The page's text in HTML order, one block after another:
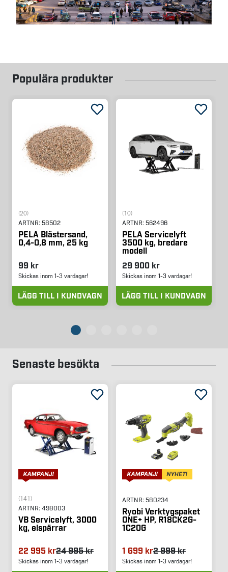
Populära produkter
(20)
ARTNR: 58502
PELA Blästersand,
0,4-0,8 mm, 25 kg
99 kr
Skickas inom 1-3 vardagar!
LÄGG TILL I KUNDVAGN
(10)
ARTNR: 562496
PELA Servicelyft
3500 kg, bredare
modell
29 900 kr
Skickas inom 1-3 vardagar!
LÄGG TILL I KUNDVAGN
Senaste besökta
(141)
ARTNR: 498003
VB Servicelyft, 3000
kg, elspärrar
22 995 kr24 995 kr
Skickas inom 1-3 vardagar!
ARTNR: 580234
Ryobi Verktygspaket
ONE+ HP, R18CK2G-
1C20G
1 699 kr2 999 kr
Skickas inom 1-3 vardagar!